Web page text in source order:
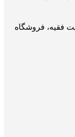
فقیه، فروشگاه